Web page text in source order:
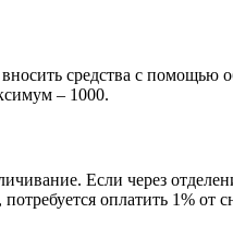
средства с помощью
– 1000.
Если через
оплатить 1%